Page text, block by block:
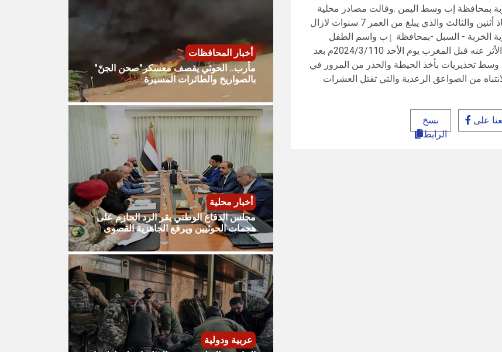
بمحافظة إب وسط اليمن .وقالت مصادر محلية
ان السيول جرفت ثلاثة اخوان في سائلة الخربة تم انقاذ أثنين والثالث والذي يبلغ من العمر 7 سنوات لازال
الخربة - السبل -بمحافظة ٳب واسم الطفل
المفقود سنان بشير أحمد سنان المحمدي وتم انقطاع الأثر عنه قبل المغرب يوم الأحد 2024/3/110م بعد
وسط تحذيريات بأخذ الحيطة والحذر من المرور في
من الصواعق الرعدية والتي تقتل العشرات
على
نسخ
الرابط
أخبار المحافظات
مأرب.. الحوثي يقصف معسكر"صحن الجنّ"
بالصواريخ والطائرات المسيرة
أخبار محلية
مجلس الدفاع الوطني يقر الرد الحازم على
هجمات الحوثيين ويرفع الجاهزية القصوى
عربية ودولية